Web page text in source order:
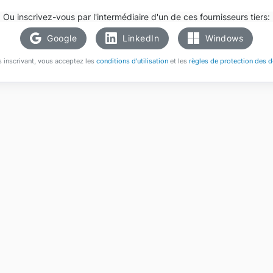
Ou inscrivez-vous par l'intermédiaire d'un de ces fournisseurs tiers:
Google LinkedIn Windows
inscrivant, vous acceptez les conditions d'utilisationet les règles de protection des